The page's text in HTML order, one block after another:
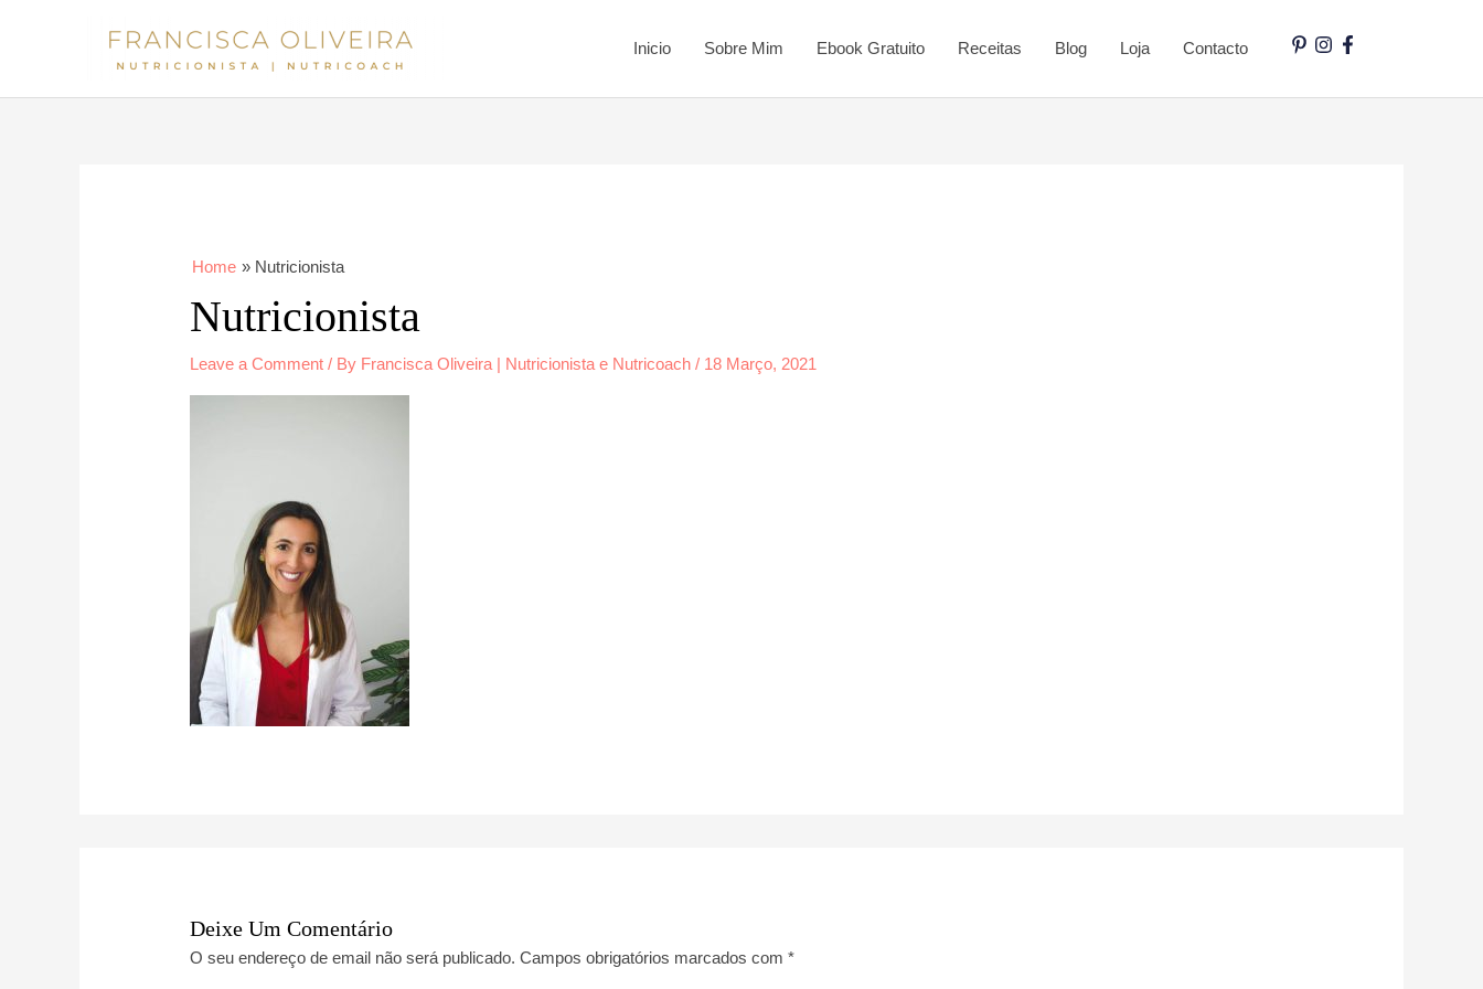
Inicio Sobre Mim Ebook Gratuito Receitas Blog Loja Contacto
Home Nutricionista
Nutricionista
Leave a Comment / By Francisca Oliveira | Nutricionista e Nutricoach/ 18 Março, 2021
Deixe Um Comentário
O seu endereço de email não será publicado. Campos obrigatórios marcados com*